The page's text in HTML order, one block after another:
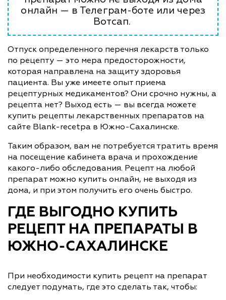
онлайн — в Телеграм-боте или через
Вотсап.
Отпуск определенного перечня лекарств только
по рецепту — это мера предосторожности,
которая направлена на защиту здоровья
пациента. Вы уже имеете опыт приема
рецептурных медикаментов? Они срочно нужны, а
рецепта нет? Выход есть — вы всегда можете
купить рецепты лекарственных препаратов на
сайте Blank-recetpa в Южно-Сахалинске.
Таким образом, вам не потребуется тратить время
на посещение кабинета врача и прохождение
какого-либо обследования. Рецепт на любой
препарат можно купить онлайн, не выходя из
дома, и при этом получить его очень быстро.
ГДЕ ВЫГОДНО КУПИТЬ
РЕЦЕПТ НА ПРЕПАРАТЫ В
ЮЖНО-САХАЛИНСКЕ
При необходимости купить рецепт на препарат
следует подумать, где это сделать так, чтобы: